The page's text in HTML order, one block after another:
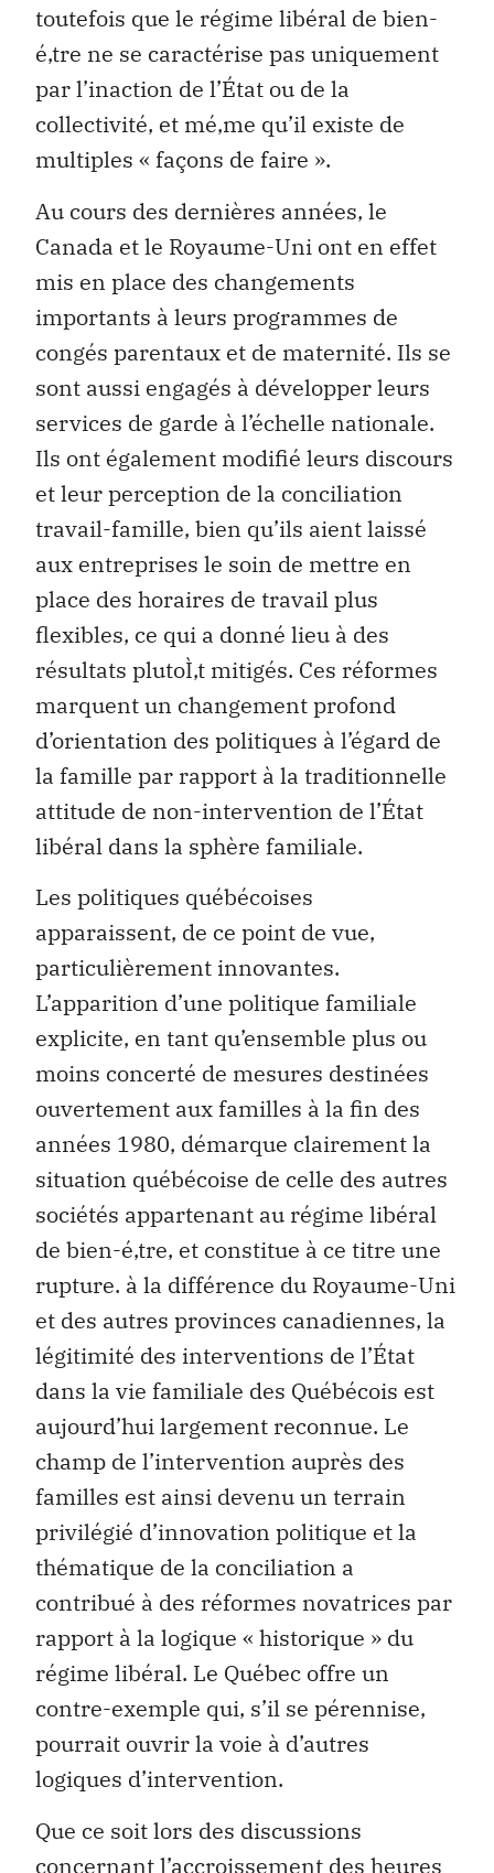
toutefois que le régime libéral de bien-
é‚tre ne se caractérise pas uniquement
par l’inaction de l’État ou de la
collectivité, et mé‚me qu’il existe de
multiples « façons de faire ».
Au cours des dernières années, le
Canada et le Royaume-Uni ont en effet
mis en place des changements
importants à leurs programmes de
congés parentaux et de maternité. Ils se
sont aussi engagés à développer leurs
services de garde à l’échelle nationale.
Ils ont également modifié leurs discours
et leur perception de la conciliation
travail-famille, bien qu’ils aient laissé
aux entreprises le soin de mettre en
place des horaires de travail plus
flexibles, ce qui a donné lieu à des
résultats plutoÌ‚t mitigés. Ces réformes
marquent un changement profond
d’orientation des politiques à l’égard de
la famille par rapport à la traditionnelle
attitude de non-intervention de l’État
libéral dans la sphère familiale.
Les politiques québécoises
apparaissent, de ce point de vue,
particulièrement innovantes.
L’apparition d’une politique familiale
explicite, en tant qu’ensemble plus ou
moins concerté de mesures destinées
ouvertement aux familles à la fin des
années 1980, démarque clairement la
situation québécoise de celle des autres
sociétés appartenant au régime libéral
de bien-é‚tre, et constitue à ce titre une
rupture. à la différence du Royaume-Uni
et des autres provinces canadiennes, la
légitimité des interventions de l’État
dans la vie familiale des Québécois est
aujourd’hui largement reconnue. Le
champ de l’intervention auprès des
familles est ainsi devenu un terrain
privilégié d’innovation politique et la
thématique de la conciliation a
contribué à des réformes novatrices par
rapport à la logique « historique » du
régime libéral. Le Québec offre un
contre-exemple qui, s’il se pérennise,
pourrait ouvrir la voie à d’autres
logiques d’intervention.
Que ce soit lors des discussions
concernant l’accroissement des heures